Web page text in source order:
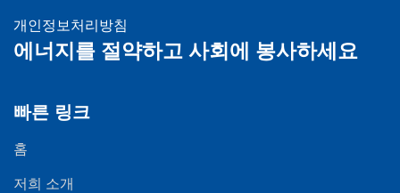
개인정보처리방침
에너지를 절약하고 사회에 봉사하세요
빠른 링크
홈
저희 소개